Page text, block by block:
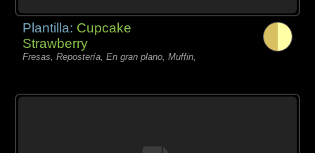
Plantilla: Cupcake
Strawberry
Fresas, Repostería, En gran plano, Muffin,